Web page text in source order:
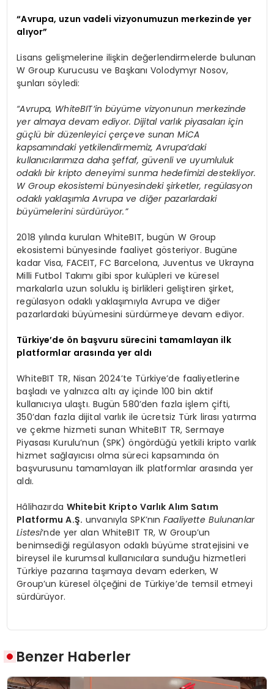
“Avrupa, uzun vadeli vizyonumuzun merkezinde yer
alıyor”
Lisans gelişmelerine ilişkin değerlendirmelerde bulunan
W Group Kurucusu ve Başkanı Volodymyr Nosov,
şunları söyledi:
“Avrupa, WhiteBIT’in büyüme vizyonunun merkezinde
yer almaya devam ediyor. Dijital varlık piyasaları için
güçlü bir düzenleyici çerçeve sunan MiCA
kapsamındaki yetkilendirmemiz, Avrupa’daki
kullanıcılarımıza daha şeffaf, güvenli ve uyumluluk
odaklı bir kripto deneyimi sunma hedefimizi destekliyor.
W Group ekosistemi bünyesindeki şirketler, regülasyon
odaklı yaklaşımla Avrupa ve diğer pazarlardaki
büyümelerini sürdürüyor.”
2018 yılında kurulan WhiteBIT, bugün W Group
ekosistemi bünyesinde faaliyet gösteriyor. Bugüne
kadar Visa, FACEIT, FC Barcelona, Juventus ve Ukrayna
Milli Futbol Takımı gibi spor kulüpleri ve küresel
markalarla uzun soluklu iş birlikleri geliştiren şirket,
regülasyon odaklı yaklaşımıyla Avrupa ve diğer
pazarlardaki büyümesini sürdürmeye devam ediyor.
Türkiye’de ön başvuru sürecini tamamlayan ilk
platformlar arasında yer aldı
WhiteBIT TR, Nisan 2024’te Türkiye’de faaliyetlerine
başladı ve yalnızca altı ay içinde 100 bin aktif
kullanıcıya ulaştı. Bugün 580’den fazla işlem çifti,
350’dan fazla dijital varlık ile ücretsiz Türk lirası yatırma
ve çekme hizmeti sunan WhiteBIT TR, Sermaye
Piyasası Kurulu’nun (SPK) öngördüğü yetkili kripto varlık
hizmet sağlayıcısı olma süreci kapsamında ön
başvurusunu tamamlayan ilk platformlar arasında yer
aldı.
Hâlihazırda Whitebit Kripto Varlık Alım Satım
Platformu A.Ş. unvanıyla SPK’nınFaaliyette Bulunanlar
Listesi‘nde yer alan WhiteBIT TR, W Group’un
benimsediği regülasyon odaklı büyüme stratejisini ve
bireysel ile kurumsal kullanıcılara sunduğu hizmetleri
Türkiye pazarına taşımaya devam ederken, W
Group’un küresel ölçeğini de Türkiye’de temsil etmeyi
sürdürüyor.
Benzer Haberler